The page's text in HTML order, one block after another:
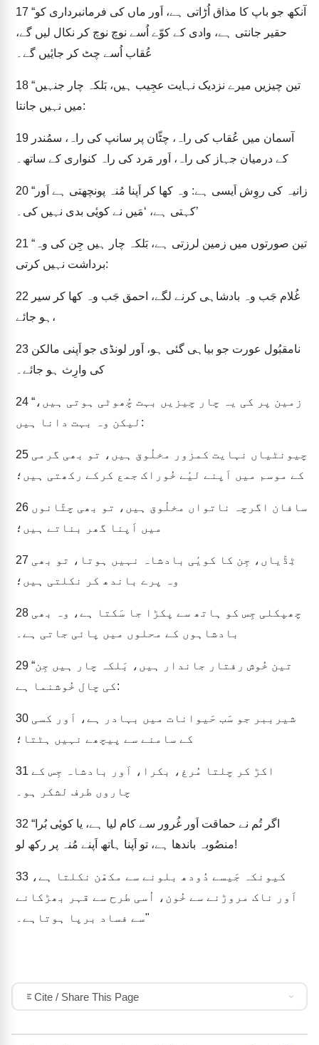
17 “آنکھ جو باپ کا مذاق اُڑاتی ہے، اَور ماں کی فرمانبرداری کو
حقیر جانتی ہے، وادی کے کوّے اُسے نوچ نوچ کر نکال لیں گے،
عُقاب اُسے چٹ کر جایٔیں گے۔
18 “تین چیزیں میرے نزدیک نہایت عجِیب ہیں، بَلکہ چار جنہیں
میں نہیں جانتا:
19
کے درمیان جہاز کی راہ، اَور مَرد کی راہ کنواری کے ساتھ۔
20 “زانیہ کی روِش اَیسی ہے: وہ کھا کر اَپنا مُنہ پونچھتی ہے اَور
کہتی ہے، ‘مَیں نے کویٔی بدی نہیں کی۔’
21 “تین صورتوں میں زمین لرزتی ہے، بَلکہ چار ہیں جِن کی وہ
برداشت نہیں کرتی:
22
ہو جائے،
23
کی وارِث ہو جائے۔
24 “زمین پر کی یہ چار چیزیں بہت چُھوٹی ہوتی ہیں،
لیکن وہ بہت دانا ہیں:
25
کے موسم میں اَپنے لیٔے خُوراک جمع کرکے رکھتی ہیں؛
26
میں اَپنا گھر بناتے ہیں؛
27
وہ پرے باندھ کر نکلتی ہیں؛
28
بادشاہوں کے محلوں میں پائی جاتی ہے۔
29 “تین خُوش رفتار جاندار ہیں، بَلکہ چار ہیں جِن
کی چال خُوشنما ہے:
30
کے سامنے سے پیچھے نہیں ہٹتا؛
31
چاروں طرف لشکر ہو۔
32 “اگر تُم نے حماقت اَور غُرور سے کام لیا ہے، یا کویٔی بُرا
منصُوبہ باندھا ہے، تو اَپنا ہاتھ اَپنے مُنہ پر رکھ لو!
33
اَور ناک مروڑنے سے خُون، اُسی طرح سے قہر بھڑکانے
سے فساد برپا ہوتاہے۔"
Cite / Share This Page